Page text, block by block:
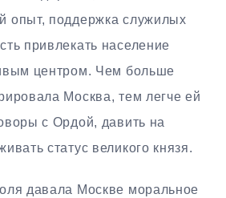
опыт, поддержка служилых
привлекать население
центром. Чем больше
Москва, тем легче ей
с Ордой, давить на
статус великого князя.
давала Москве моральное